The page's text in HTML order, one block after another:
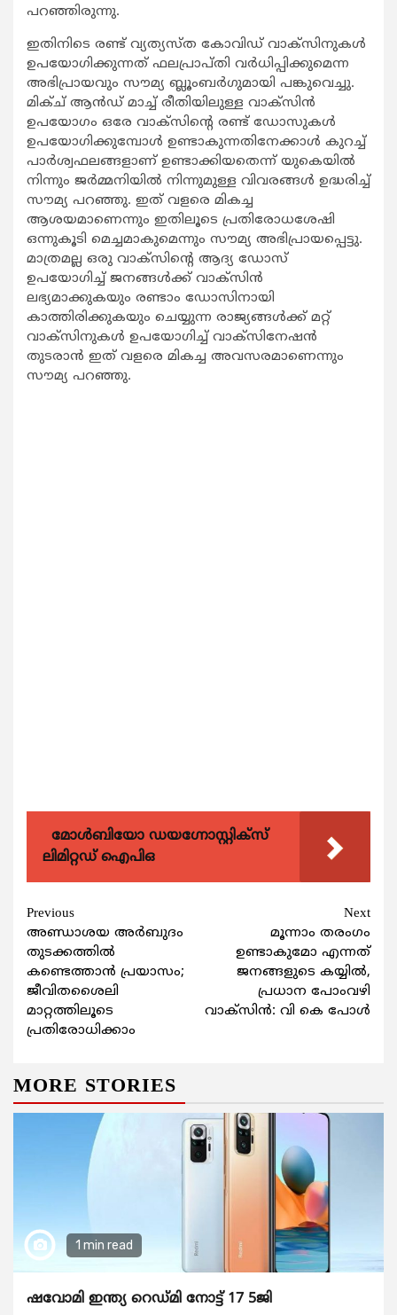
പറഞ്ഞിരുന്നു.
ഇതിനിടെ രണ്ട് വ്യത്യസ്ത കോവിഡ് വാക്‌സിനുകള്‍
ഉപയോഗിക്കുന്നത് ഫലപ്രാപ്തി വര്‍ധിപ്പിക്കുമെന്ന
അഭിപ്രായവും സൗമ്യ ബ്ലൂംബര്‍ഗുമായി പങ്കുവെച്ചു.
മിക്ച് ആന്‍ഡ് മാച്ച് രീതിയിലുള്ള വാക്‌സിന്‍
ഉപയോഗം ഒരേ വാക്‌സിന്റെ രണ്ട് ഡോസുകള്‍
ഉപയോഗിക്കുമ്പോള്‍ ഉണ്ടാകുന്നതിനേക്കാള്‍ കുറച്ച്
പാര്‍ശ്വഫലങ്ങളാണ് ഉണ്ടാക്കിയതെന്ന് യുകെയില്‍
നിന്നും ജര്‍മ്മനിയില്‍ നിന്നുമുള്ള വിവരങ്ങള്‍ ഉദ്ധരിച്ച്
സൗമ്യ പറഞ്ഞു. ഇത് വളരെ മികച്ച
ആശയമാണെന്നും ഇതിലൂടെ പ്രതിരോധശേഷി
ഒന്നുകൂടി മെച്ചമാകുമെന്നും സൗമ്യ അഭിപ്രായപ്പെട്ടു.
മാത്രമല്ല ഒരു വാക്‌സിന്റെ ആദ്യ ഡോസ്
ഉപയോഗിച്ച് ജനങ്ങള്‍ക്ക് വാക്‌സിന്‍
ലഭ്യമാക്കുകയും രണ്ടാം ഡോസിനായി
കാത്തിരിക്കുകയും ചെയ്യുന്ന രാജ്യങ്ങള്‍ക്ക് മറ്റ്
വാക്‌സിനുകള്‍ ഉപയോഗിച്ച് വാക്‌സിനേഷന്‍
തുടരാന്‍ ഇത് വളരെ മികച്ച അവസരമാണെന്നും
സൗമ്യ പറഞ്ഞു.
മോൾബിയോ ഡയഗ്നോസ്റ്റിക്സ്
ലിമിറ്റഡ് ഐപിഒ
Continue
Reading
Previous
അണ്ഡാശയ അര്‍ബുദം
തുടക്കത്തില്‍
കണ്ടെത്താന്‍ പ്രയാസം;
ജീവിതശൈലി
മാറ്റത്തിലൂടെ
പ്രതിരോധിക്കാം
Next
മൂന്നാം തരംഗം
ഉണ്ടാകുമോ എന്നത്
ജനങ്ങളുടെ കയ്യില്‍,
പ്രധാന പോംവഴി
വാക്‌സിന്‍: വി കെ പോള്‍
MORE STORIES
1 min read
ഷവോമി ഇന്ത്യ റെഡ്മി നോട്ട് 17 5ജി